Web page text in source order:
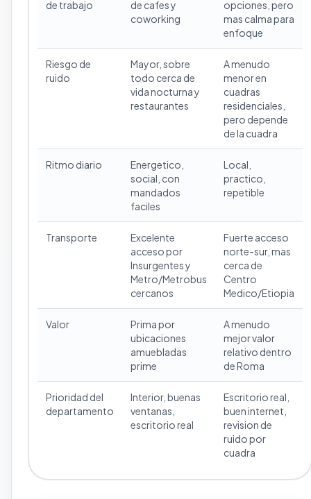
de trabajo
de cafes y
coworking
opciones, pero
mas calma para
enfoque
Riesgo de
ruido
Mayor, sobre
todo cerca de
vida nocturna y
restaurantes
A menudo
menor en
cuadras
residenciales,
pero depende
de la cuadra
Ritmo diario
Energetico,
social, con
mandados
faciles
Local,
practico,
repetible
Transporte
Excelente
acceso por
Insurgentes y
Metro/Metrobus
cercanos
Fuerte acceso
norte-sur, mas
cerca de
Centro
Medico/Etiopia
Valor
Prima por
ubicaciones
amuebladas
prime
A menudo
mejor valor
relativo dentro
de Roma
Prioridad del
departamento
Interior, buenas
ventanas,
escritorio real
Escritorio real,
buen internet,
revision de
ruido por
cuadra